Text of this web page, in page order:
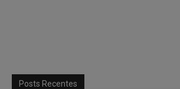
Posts Recentes